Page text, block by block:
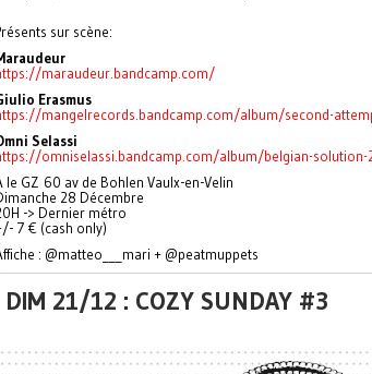
sur scène:
maraudeur.bandcamp.com/
Erasmus
mangelrecords.bandcamp.com/album/second-
Selassi
omniselassi.bandcamp.com/album/belgian-solution-
le GZ 60 av de Bohlen Vaulx-en-Velin
28 Décembre
-> Dernier métro
7 € (cash only)
: @matteo___mari + @peatmuppets
DIM 21/12 : COZY SUNDAY #3